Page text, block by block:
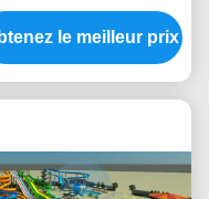
avec les tapis
et les dispositifs
de jet
le meilleur prix